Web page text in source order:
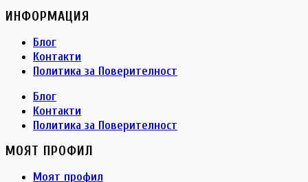
ИНФОРМАЦИЯ
Блог
Контакти
Политика за Поверителност
Блог
Контакти
Политика за Поверителност
МОЯТ ПРОФИЛ
Моят профил